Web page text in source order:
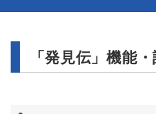
「発見伝」機能